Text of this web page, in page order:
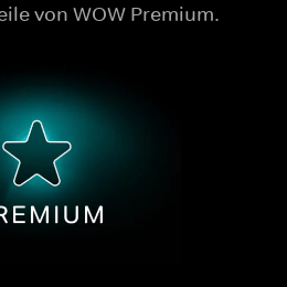
von WOW Premium.